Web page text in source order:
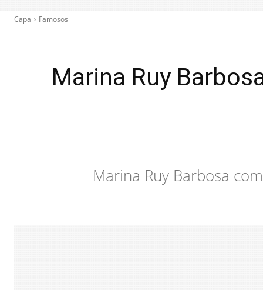
Capa Famosos
Marina Ruy
Marina Ruy Barbosa